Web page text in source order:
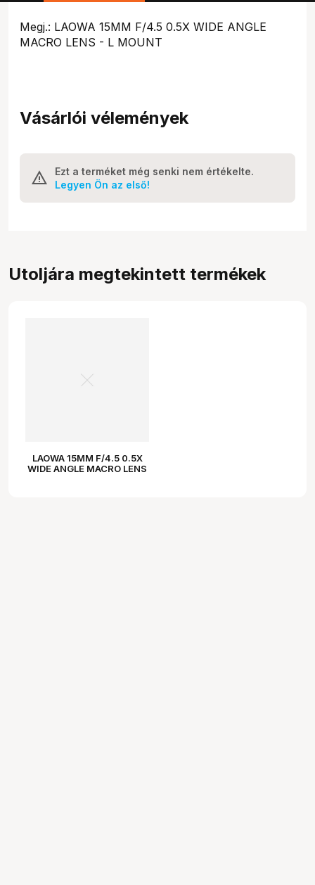
Megj.: LAOWA 15MM F/4.5 0.5X WIDE ANGLE
MACRO LENS - L MOUNT
Vásárlói vélemények
Ezt a terméket még senki nem értékelte.
Legyen Ön az első!
Utoljára megtekintett termékek
LAOWA 15MM F/4.5 0.5X
WIDE ANGLE MACRO LENS